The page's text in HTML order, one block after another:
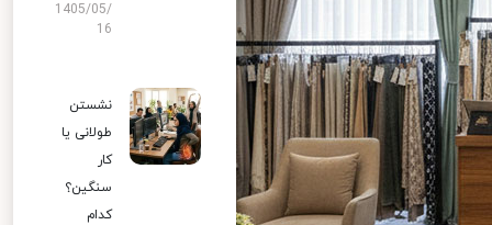
1405/05/
16
نشستن
طولانی یا
کار
سنگین؟
کدام